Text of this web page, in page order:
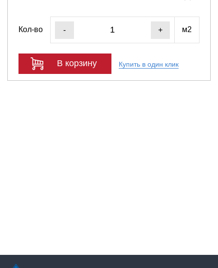
Кол-во - + м2
В корзину Купить в один клик